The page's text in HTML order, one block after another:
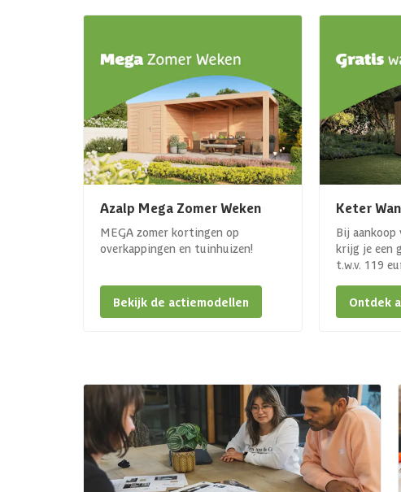
Azalp Mega Zomer Weken
MEGA zomer kortingen op
overkappingen en tuinhuizen!
Bekijk de actiemodellen
Keter
Bij
krijg je een
t.w.v. 119
Ontdek